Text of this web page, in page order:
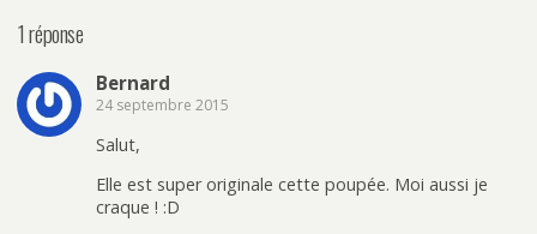
1 réponse
Bernard
24 septembre 2015
Salut,
Elle est super originale cette poupée. Moi aussi je
craque ! :D